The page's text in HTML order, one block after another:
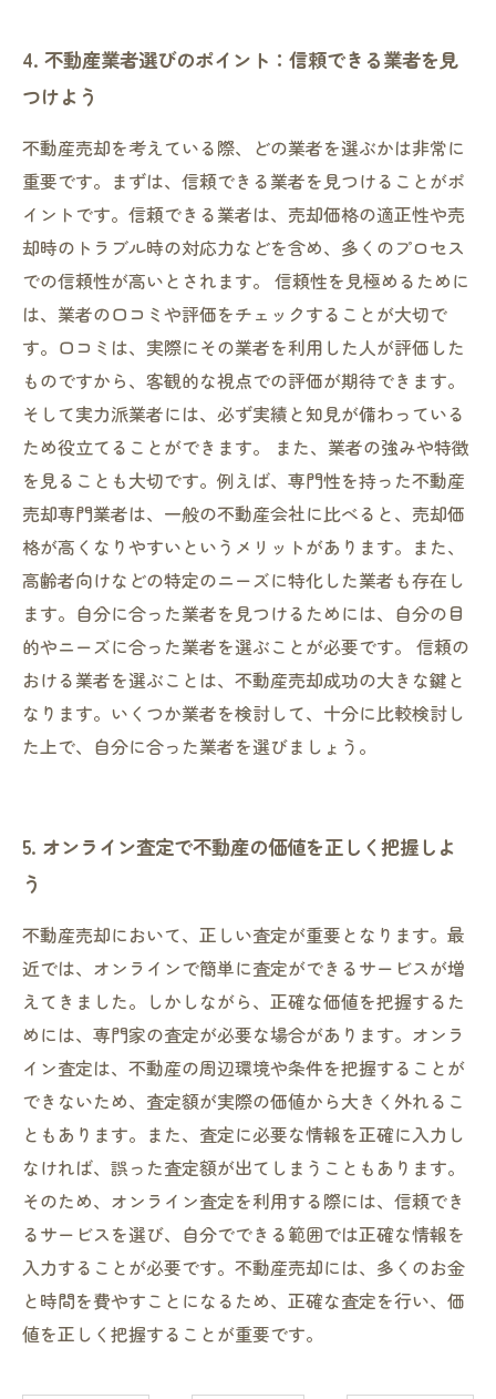
4. 不動産業者選びのポイント：信頼できる業者を見
つけよう
不動産売却を考えている際、どの業者を選ぶかは非常に
重要です。まずは、信頼できる業者を見つけることがポ
イントです。信頼できる業者は、売却価格の適正性や売
却時のトラブル時の対応力などを含め、多くのプロセス
での信頼性が高いとされます。 信頼性を見極めるために
は、業者の口コミや評価をチェックすることが大切で
す。口コミは、実際にその業者を利用した人が評価した
ものですから、客観的な視点での評価が期待できます。
そして実力派業者には、必ず実績と知見が備わっている
ため役立てることができます。 また、業者の強みや特徴
を見ることも大切です。例えば、専門性を持った不動産
売却専門業者は、一般の不動産会社に比べると、売却価
格が高くなりやすいというメリットがあります。また、
高齢者向けなどの特定のニーズに特化した業者も存在し
ます。自分に合った業者を見つけるためには、自分の目
的やニーズに合った業者を選ぶことが必要です。 信頼の
おける業者を選ぶことは、不動産売却成功の大きな鍵と
なります。いくつか業者を検討して、十分に比較検討し
た上で、自分に合った業者を選びましょう。
5. オンライン査定で不動産の価値を正しく把握しよ
う
不動産売却において、正しい査定が重要となります。最
近では、オンラインで簡単に査定ができるサービスが増
えてきました。しかしながら、正確な価値を把握するた
めには、専門家の査定が必要な場合があります。オンラ
イン査定は、不動産の周辺環境や条件を把握することが
できないため、査定額が実際の価値から大きく外れるこ
ともあります。また、査定に必要な情報を正確に入力し
なければ、誤った査定額が出てしまうこともあります。
そのため、オンライン査定を利用する際には、信頼でき
るサービスを選び、自分でできる範囲では正確な情報を
入力することが必要です。不動産売却には、多くのお金
と時間を費やすことになるため、正確な査定を行い、価
値を正しく把握することが重要です。